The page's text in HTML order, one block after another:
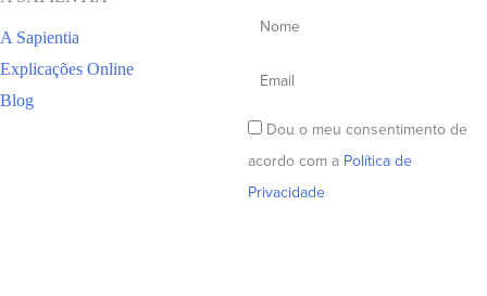
A Sapientia
Explicações Online
Blog
Dou o meu consentimento de
acordo com a Política de
Privacidade